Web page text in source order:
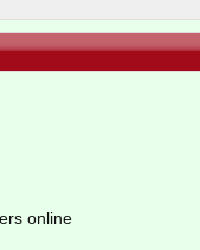
online